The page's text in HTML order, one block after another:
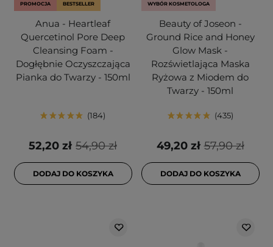
PROMOCJA BESTSELLER
Anua - Heartleaf
Quercetinol Pore Deep
Cleansing Foam -
Dogłębnie Oczyszczająca
Pianka do Twarzy - 150ml
184
54,90 zł
52,20 zł
DODAJ DO KOSZYKA
WYBÓR KOSMETOLOGA
Beauty of Joseon -
Ground Rice and Honey
Glow Mask -
Rozświetlająca Maska
Ryżowa z Miodem do
Twarzy - 150ml
435
57,90 zł
49,20 zł
DODAJ DO KOSZYKA